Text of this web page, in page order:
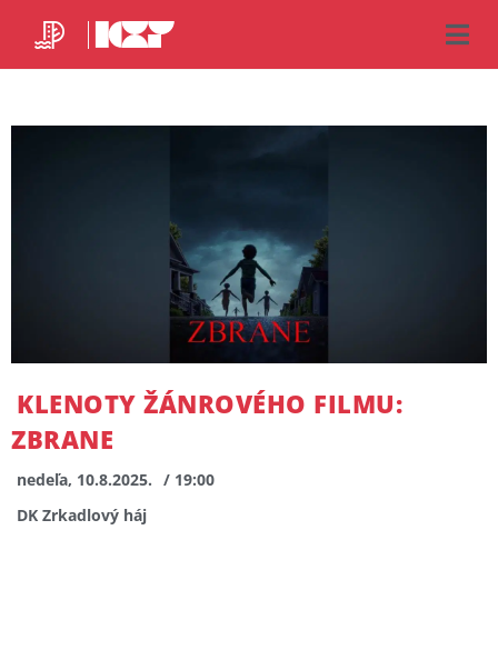
KLENOTY ŽÁNROVÉHO FILMU:
ZBRANE
nedeľa, 10.8.2025. / 19:00
DK Zrkadlový háj